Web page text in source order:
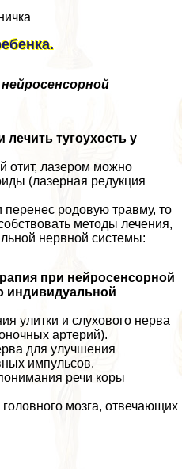
тугоухость у
отит, лазером можно
(лазерная редукция
родовую травму, то
методы лечения,
нервной системы:
при нейросенсорной
индивидуальной
улитки и слухового нерва
артерий).
для улучшения
импульсов.
речи коры
мозга, отвечающих